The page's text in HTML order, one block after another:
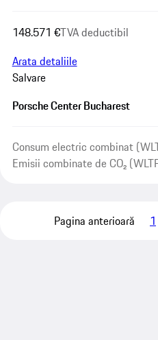
148.571 €TVA deductibil
Arata detaliile
Salvare
Porsche Center Bucharest
Consum electric combinat
Emisii combinate de CO₂
Pagina anterioară 1